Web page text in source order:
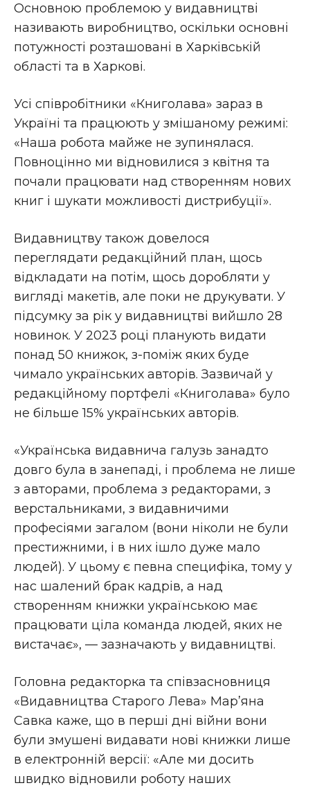
Основною проблемою у видавництві
називають виробництво, оскільки основні
потужності розташовані в Харківській
області та в Харкові.
Усі співробітники «Книголава» зараз в
Україні та працюють у змішаному режимі:
«Наша робота майже не зупинялася.
Повноцінно ми відновилися з квітня та
почали працювати над створенням нових
книг і шукати можливості дистрибуції».
Видавництву також довелося
переглядати редакційний план, щось
відкладати на потім, щось доробляти у
вигляді макетів, але поки не друкувати. У
підсумку за рік у видавництві вийшло 28
новинок. У 2023 році планують видати
понад 50 книжок, з-поміж яких буде
чимало українських авторів. Зазвичай у
редакційному портфелі «Книголава» було
не більше 15% українських авторів.
«Українська видавнича галузь занадто
довго була в занепаді, і проблема не лише
з авторами, проблема з редакторами, з
верстальниками, з видавничими
професіями загалом (вони ніколи не були
престижними, і в них ішло дуже мало
людей). У цьому є певна специфіка, тому у
нас шалений брак кадрів, а над
створенням книжки українською має
працювати ціла команда людей, яких не
вистачає», — зазначають у видавництві.
Головна редакторка та співзасновниця
«Видавництва Старого Лева» Мар’яна
Савка каже, що в перші дні війни вони
були змушені видавати нові книжки лише
в електронній версії: «Але ми досить
швидко відновили роботу наших